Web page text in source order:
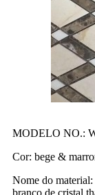
MODELO NO.:
Cor: bege &
Nome do